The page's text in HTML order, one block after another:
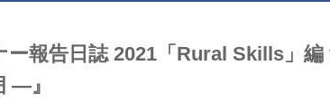
ー報告日誌 2021「Rural Skills」
―』